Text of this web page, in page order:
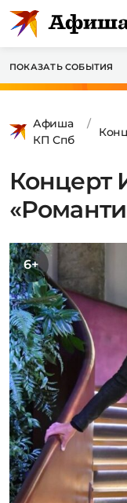
ПОКАЗАТЬ СОБЫТИЯ
Афиша
КП Спб
Концерт
6+